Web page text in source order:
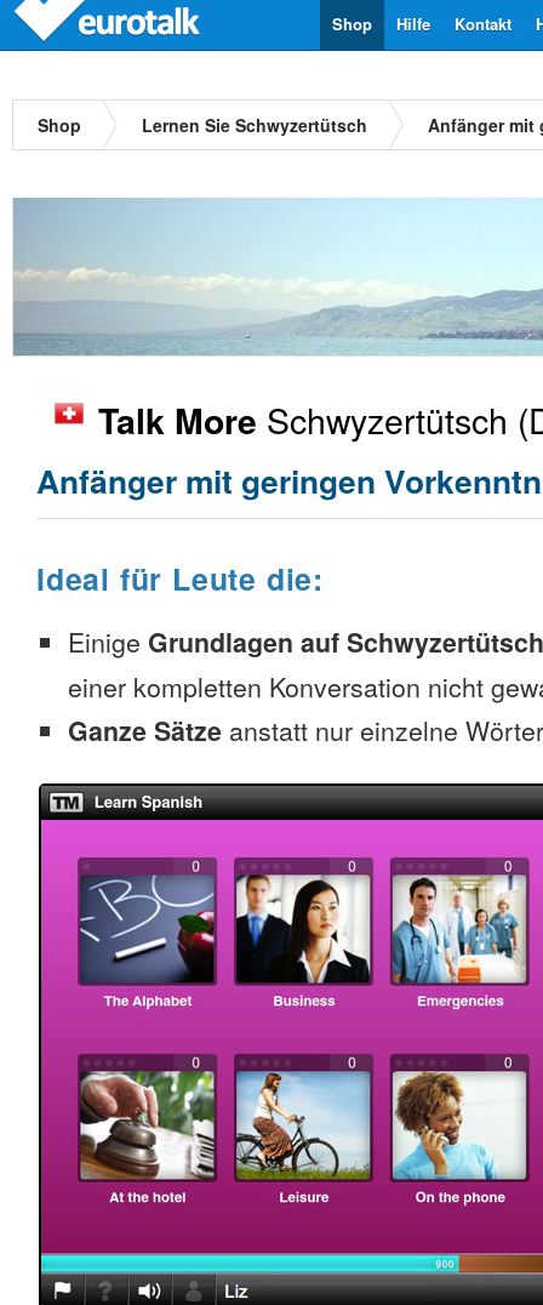
Kontakt
Hilfe
Shop
Shop Lernen Sie Schwyzertütsch Anfänger mit
Talk More Schwyzertütsch
Anfänger mit geringen
Ideal für Leute die:
Einige Grundlagen auf Schwyzertütsch
einer kompletten Konversation nicht
Ganze Sätze anstatt nur einzelne